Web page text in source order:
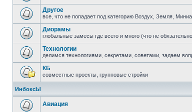
Другое
все, что не попадает под категорию Воздух, Земля,
Диорамы
глобальные замесы где всего и много (что не
Технологии
делимся технологиями, секретами, советами, задаем
КБ
совместные проекты, групповые стройки
ИнбоксЫ
Авиация